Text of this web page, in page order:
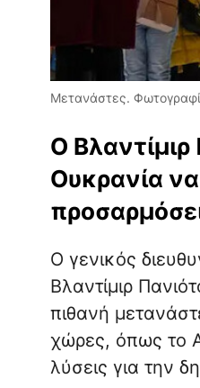
Μετανάστες.
Ο Βλαντίμιρ
Ουκρανία
Ο γενικός
Βλαντίμιρ
πιθανή
χώρες, όπως το
λύσεις για την